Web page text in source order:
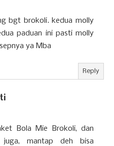
bgt brokoli. kedua molly
paduan ini pasti molly
ya Mba
Reply
Bola Mie Brokoli, dan
mantap deh bisa